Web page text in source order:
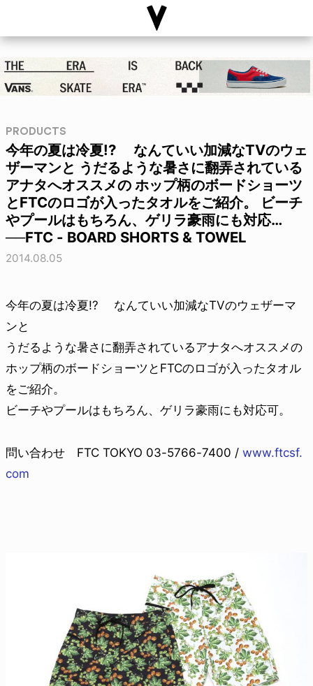
PRODUCTS
今年の夏は冷夏!? なんていい加減なTVのウェ
ザーマンと うだるような暑さに翻弄されている
アナタへオススメの ホップ柄のボードショーツ
とFTCのロゴが入ったタオルをご紹介。 ビーチ
やプールはもちろん、ゲリラ豪雨にも対応…
──FTC - BOARD SHORTS & TOWEL
2014.08.05
今年の夏は冷夏!? なんていい加減なTVのウェザーマ
ンと
うだるような暑さに翻弄されているアナタへオススメの
ホップ柄のボードショーツとFTCのロゴが入ったタオル
をご紹介。
ビーチやプールはもちろん、ゲリラ豪雨にも対応可。
問い合わせ FTC TOKYO 03-5766-7400 / www.ftcsf.
com